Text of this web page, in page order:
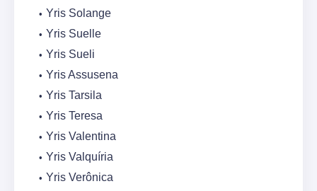
Yris Solange
Yris Suelle
Yris Sueli
Yris Assusena
Yris Tarsila
Yris Teresa
Yris Valentina
Yris Valquíria
Yris Verônica